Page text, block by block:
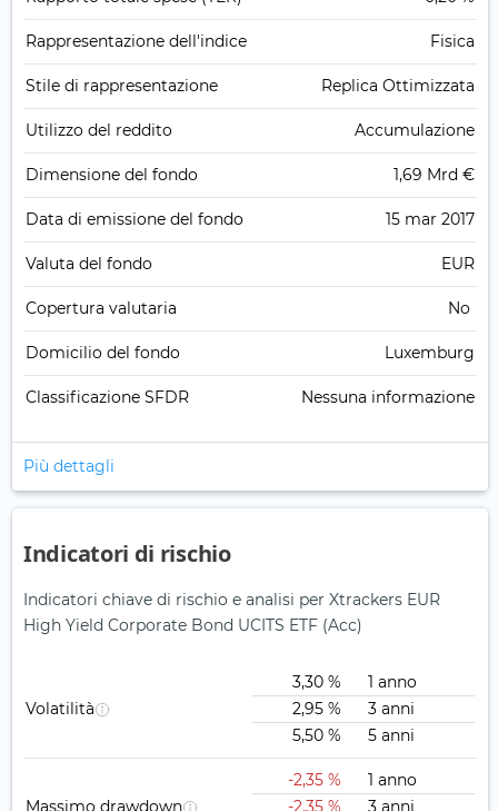
Rappresentazione dell'indice Fisica
Stile di rappresentazione Replica Ottimizzata
Utilizzo del reddito Accumulazione
Dimensione del fondo 1,69 Mrd €
Data di emissione del fondo 15 mar 2017
Valuta del fondo EUR
Copertura valutaria No
Domicilio del fondo Luxemburg
Classificazione SFDR Nessuna informazione
Più dettagli
Indicatori di rischio
Indicatori chiave di rischio e analisi per Xtrackers EUR
High Yield Corporate Bond UCITS ETF (Acc)
Volatilità
3,30 %
1 anno
2,95 %
3 anni
5,50 %
5 anni
Massimo drawdown
-2,35 %
1 anno
-2,35 %
3 anni